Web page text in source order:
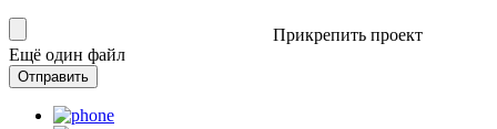
Прикрепить проект
Ещё один файл
Отправить